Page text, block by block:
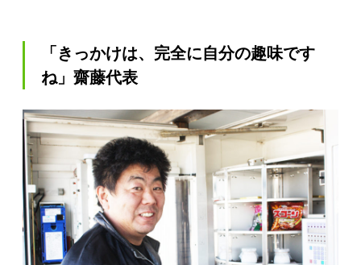
「きっかけは、完全に自分の趣味です
ね」齋藤代表